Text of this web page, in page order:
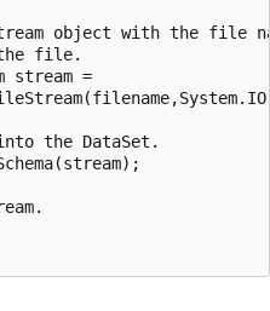
object with the file
file.
stream =
the DataSet.